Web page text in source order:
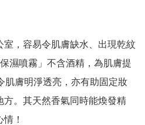
，容易令肌膚缺水、出現乾紋
濕噴霧」不含酒精，為肌膚提
肌膚明淨透亮，亦有助固定妝
。其天然香氣同時能煥發精
！